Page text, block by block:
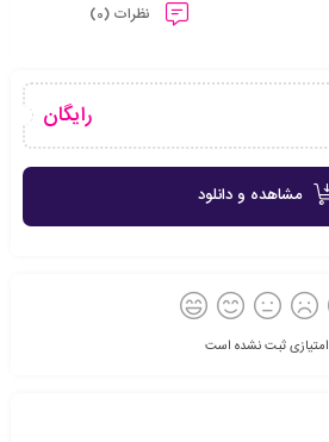
نظرات (0)
رایگان
مشاهده و دانلود
امتیازی ثبت نشده است